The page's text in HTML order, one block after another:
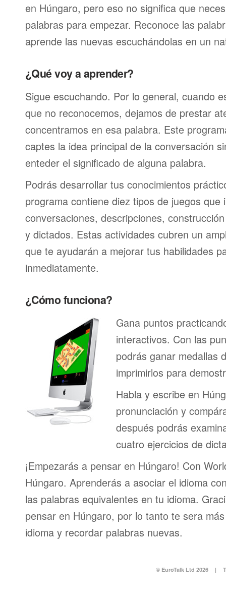
en Húngaro, pero eso no significa que
palabras para empezar. Reconoce las
aprende las nuevas escuchándolas en un
¿Qué voy a aprender?
Sigue escuchando. Por lo general, cuando
que no reconocemos, dejamos de prestar
concentramos en esa palabra. Este
captes la idea principal de la conversación
enteder el significado de alguna palabra.
Podrás desarrollar tus conocimientos
programa contiene diez tipos de juegos que
conversaciones, descripciones,
y dictados. Estas actividades cubren un
que te ayudarán a mejorar tus habilidades
inmediatamente.
¿Cómo funciona?
Gana puntos
interactivos. Con las
podrás ganar medallas
imprimirlos para
Habla y escribe en
pronunciación y
después podrás
cuatro ejercicios de
¡Empezarás a pensar en Húngaro! Con
Húngaro. Aprenderás a asociar el idioma
las palabras equivalentes en tu idioma.
pensar en Húngaro, por lo tanto te sera
idioma y recordar palabras nuevas.
© EuroTalk Ltd 2026 |